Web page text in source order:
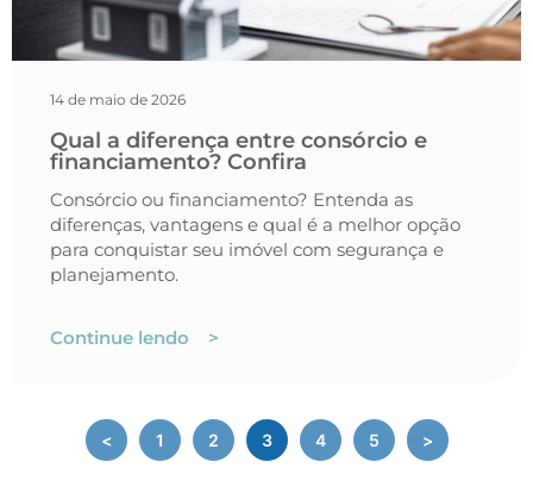
14 de maio de 2026
Qual a diferença entre consórcio e
financiamento? Confira
Consórcio ou financiamento? Entenda as
diferenças, vantagens e qual é a melhor opção
para conquistar seu imóvel com segurança e
planejamento.
Continue lendo >
< 1 2 3 4 5 >